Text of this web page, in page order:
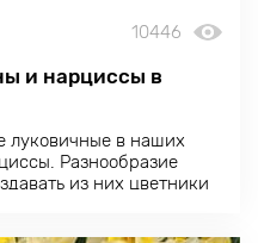
10446
и нарциссы в
луковичные в наших
Разнообразие
из них цветники